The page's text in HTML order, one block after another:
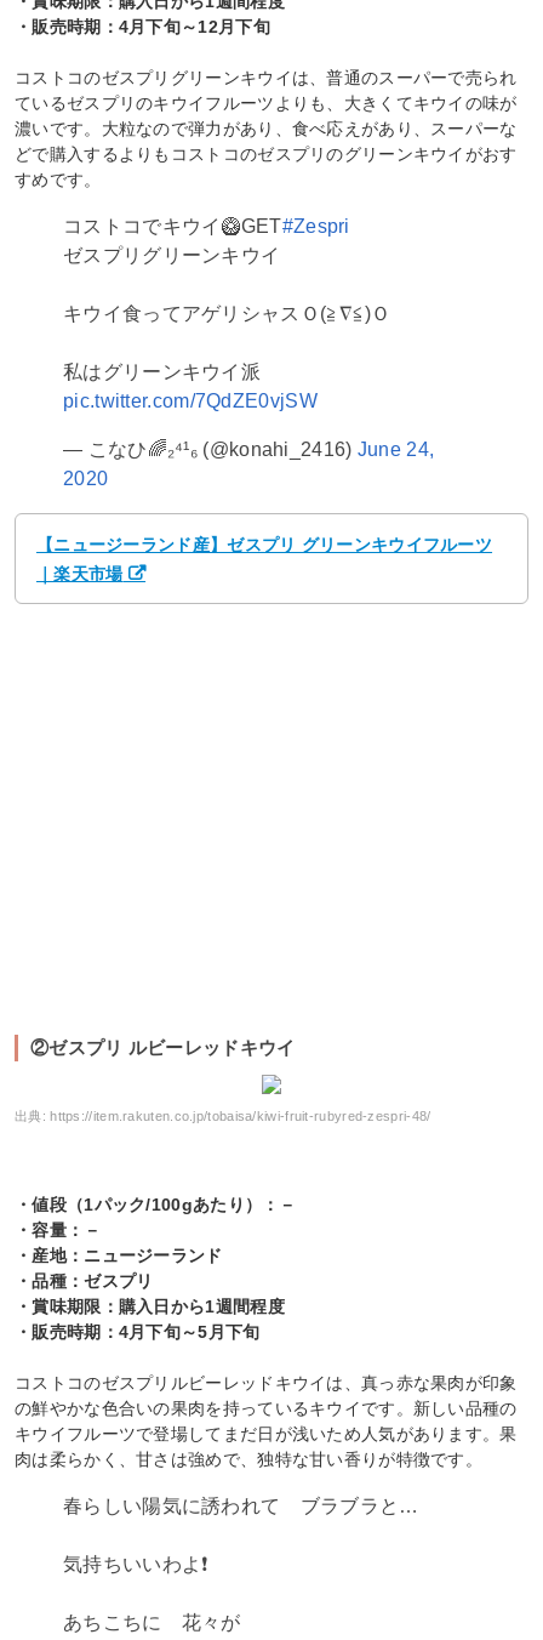
・販売時期：4月下旬～12月下旬
コストコのゼスプリグリーンキウイは、普通のスーパーで売られ
ているゼスプリのキウイフルーツよりも、大きくてキウイの味が
濃いです。大粒なので弾力があり、食べ応えがあり、スーパーな
どで購入するよりもコストコのゼスプリのグリーンキウイがおす
すめです。
コストコでキウイ🥝GET#Zespri
ゼスプリグリーンキウイ
キウイ食ってアゲリシャスＯ(≧∇≦)Ｏ
私はグリーンキウイ派
pic.twitter.com/7QdZE0vjSW
— こなひ🌈₂⁴¹₆ (@konahi_2416) June 24,
2020
【ニュージーランド産】ゼスプリ グリーンキウイフルーツ
｜楽天市場
②ゼスプリ ルビーレッドキウイ
出典: https://item.rakuten.co.jp/tobaisa/kiwi-fruit-rubyred-zespri-48/
・値段（1パック/100gあたり）：－
・容量：－
・産地：ニュージーランド
・品種：ゼスプリ
・賞味期限：購入日から1週間程度
・販売時期：4月下旬～5月下旬
コストコのゼスプリルビーレッドキウイは、真っ赤な果肉が印象
の鮮やかな色合いの果肉を持っているキウイです。新しい品種の
キウイフルーツで登場してまだ日が浅いため人気があります。果
肉は柔らかく、甘さは強めで、独特な甘い香りが特徴です。
春らしい陽気に誘われて ブラブラと…
気持ちいいわよ❗️
あちこちに 花々が